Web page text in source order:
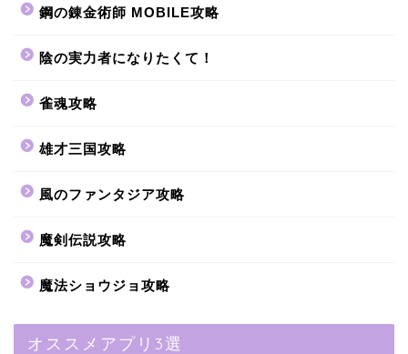
鋼の錬金術師 MOBILE攻略
陰の実力者になりたくて！
雀魂攻略
雄才三国攻略
風のファンタジア攻略
魔剣伝説攻略
魔法ショウジョ攻略
オススメアプリ3選